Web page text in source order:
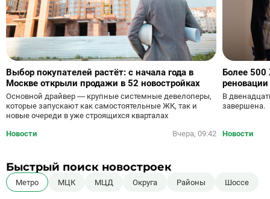
Выбор покупателей растёт: с начала года в
Москве открыли продажи в 52 новостройках
Основной драйвер — крупные системные девелоперы,
которые запускают как самостоятельные ЖК, так и
новые очереди в уже строящихся кварталах
Новости
Вчера, 09:42
Более
В
завершена.
Новости
Быстрый поиск новостроек
Метро МЦК МЦД Округа Районы Шоссе